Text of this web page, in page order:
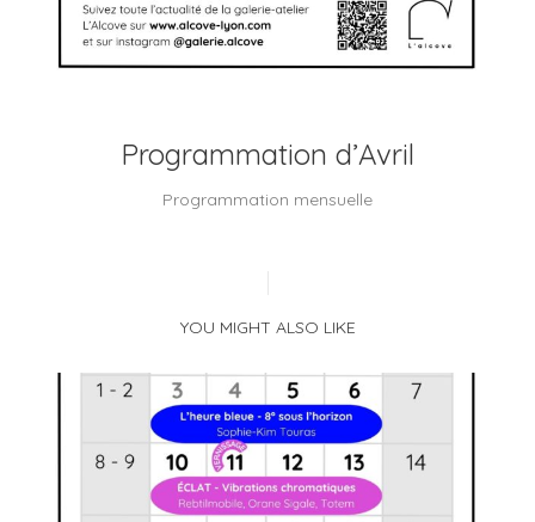
Programmation d’Avril
Programmation mensuelle
YOU MIGHT ALSO LIKE